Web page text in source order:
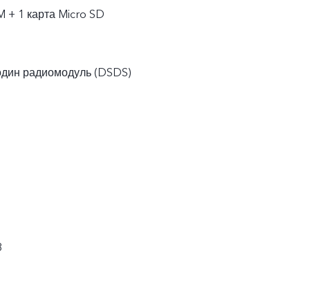
+ 1 карта Micro SD
радиомодуль (DSDS)